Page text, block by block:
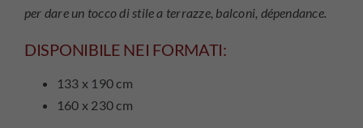
per dare un tocco di stile a terrazze, balconi, dépendance.
DISPONIBILE NEI FORMATI:
133 x 190 cm
160 x 230 cm